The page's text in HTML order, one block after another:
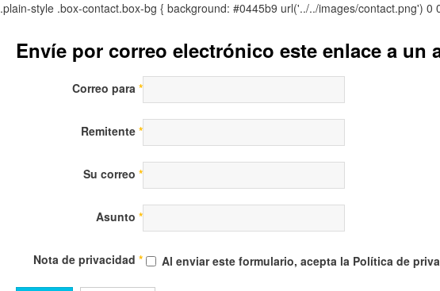
.plain-style .box-contact.box-bg { background: #0445b9 url('../../images/contact.png')
Envíe por correo electrónico este enlace a un
Correo para *
Remitente *
Su correo *
Asunto *
Nota de privacidad * Al enviar este formulario, acepta la Política de